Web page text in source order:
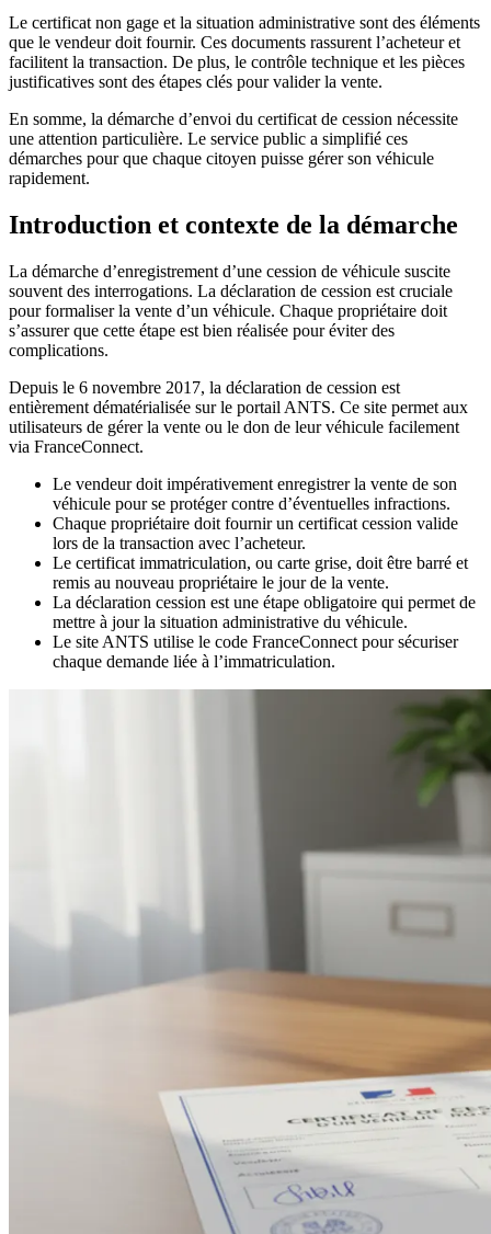
Le certificat non gage et la situation administrative sont des éléments
que le vendeur doit fournir. Ces documents rassurent l’acheteur et
facilitent la transaction. De plus, le contrôle technique et les pièces
justificatives sont des étapes clés pour valider la vente.
En somme, la démarche d’envoi du certificat de cession nécessite
une attention particulière. Le service public a simplifié ces
démarches pour que chaque citoyen puisse gérer son véhicule
rapidement.
Introduction et contexte de la démarche
La démarche d’enregistrement d’une cession de véhicule suscite
souvent des interrogations. La déclaration de cession est cruciale
pour formaliser la vente d’un véhicule. Chaque propriétaire doit
s’assurer que cette étape est bien réalisée pour éviter des
complications.
Depuis le 6 novembre 2017, la déclaration de cession est
entièrement dématérialisée sur le portail ANTS. Ce site permet aux
utilisateurs de gérer la vente ou le don de leur véhicule facilement
via FranceConnect.
Le vendeur doit impérativement enregistrer la vente de son
véhicule pour se protéger contre d’éventuelles infractions.
Chaque propriétaire doit fournir un certificat cession valide
lors de la transaction avec l’acheteur.
Le certificat immatriculation, ou carte grise, doit être barré et
remis au nouveau propriétaire le jour de la vente.
La déclaration cession est une étape obligatoire qui permet de
mettre à jour la situation administrative du véhicule.
Le site ANTS utilise le code FranceConnect pour sécuriser
chaque demande liée à l’immatriculation.